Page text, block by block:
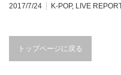
2017/7/24
K-POP, LIVE
トップページに戻る